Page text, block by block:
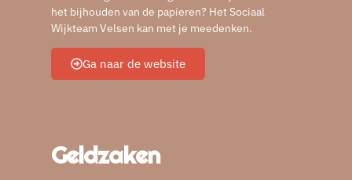
het bijhouden van de papieren? Het Sociaal
Wijkteam Velsen kan met je meedenken.
Ga naar de website
Geldzaken